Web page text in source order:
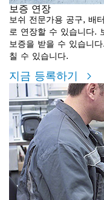
보증 연장
보쉬 전문가용 공구, 배
로 연장할 수 있습니다.
보증을 받을 수 있습니
칠 수 있습니다.
지금 등록하기